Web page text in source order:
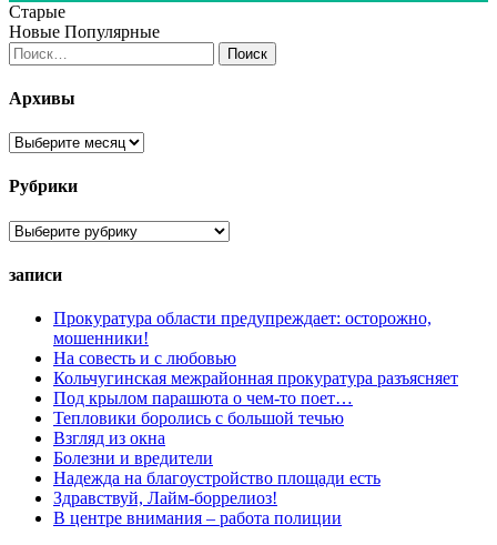
Старые
Новые Популярные
Найти:
Архивы
Архивы
Рубрики
Рубрики
записи
Прокуратура области предупреждает: осторожно,
мошенники!
На совесть и с любовью
Кольчугинская межрайонная прокуратура разъясняет
Под крылом парашюта о чем-то поет…
Тепловики боролись с большой течью
Взгляд из окна
Болезни и вредители
Надежда на благоустройство площади есть
Здравствуй, Лайм-боррелиоз!
В центре внимания – работа полиции